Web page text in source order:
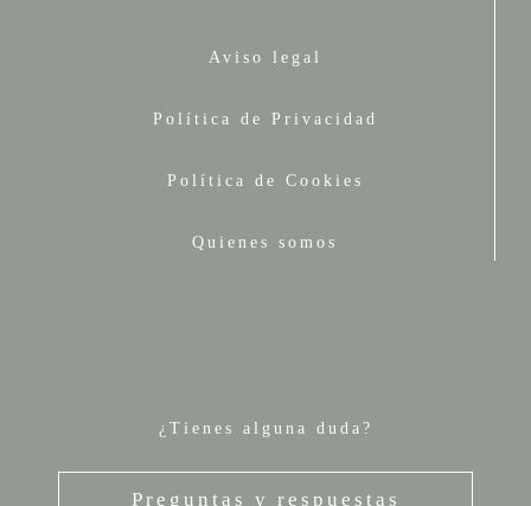
Aviso legal
Política de Privacidad
Política de Cookies
Quienes somos
¿Tienes alguna duda?
Preguntas y respuestas